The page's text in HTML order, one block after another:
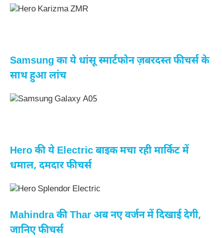
Samsung का ये धांसू स्मार्टफोन ज़बरदस्त फीचर्स के
साथ हुआ लांच
Hero की ये Electric बाइक मचा रही मार्किट में
धमाल, दमदार फीचर्स
Mahindra की Thar अब नए वर्जन में दिखाई देगी,
जानिए फीचर्स